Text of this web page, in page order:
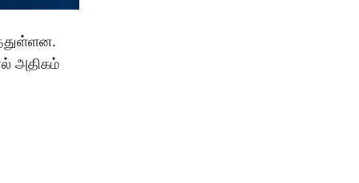
அதிகம்